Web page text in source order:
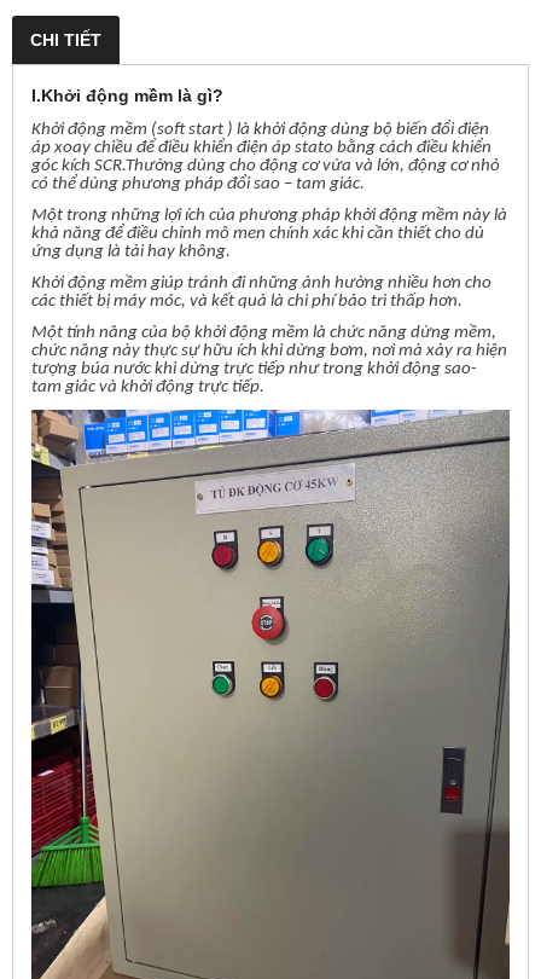
CHI TIẾT
I.Khởi động mềm là gì?
Khởi động mềm (soft start ) là khởi động dùng bộ biến đổi điện
áp xoay chiều để điều khiển điện áp stato bằng cách điều khiển
góc kích SCR.Thường dùng cho động cơ vừa và lớn, động cơ nhỏ
có thể dùng phương pháp đổi sao – tam giác.
Một trong những lợi ích của phương pháp khởi động mềm này là
khả năng để điều chỉnh mô men chính xác khi cần thiết cho dù
ứng dụng là tải hay không.
Khởi động mềm giúp tránh đi những ảnh hưởng nhiều hơn cho
các thiết bị máy móc, và kết quả là chi phí bảo trì thấp hơn.
Một tính năng của bộ khởi động mềm là chức năng dừng mềm,
chức năng này thực sự hữu ích khi dừng bơm, nơi mà xảy ra hiện
tượng búa nước khi dừng trực tiếp như trong khởi động sao-
tam giác và khởi động trực tiếp.